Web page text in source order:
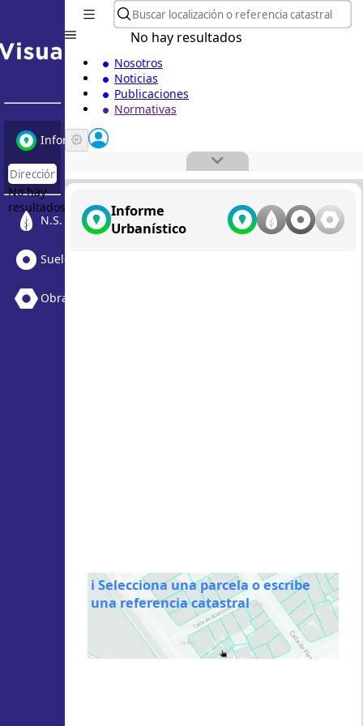
Informe Urbanístico
No hay
resultados
N.S. Medioambiental
Suelo Vacante + Obras
Obras
No hay resultados
Nosotros
Noticias
Publicaciones
Normativas
Informe
Urbanístico
ℹ️ Selecciona una parcela o escribe
una referencia catastral